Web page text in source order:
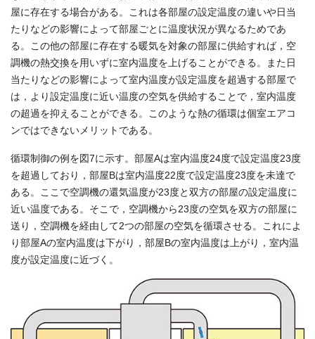
屋に存在する場合がある。これは各部屋の設定温度の違いや日当
たりなどの影響によって部屋ごとに温度状況が異なるためであ
る。この他の部屋に存在する暖気を対象の部屋に供給すれば，空
調機の熱交換を用いずに室内温度を上げることができる。また日
当たりなどの影響によって室内温度が設定温度を超過する部屋で
は，より設定温度に近い温度の空気を供給することで，室内温度
の超過を抑えることができる。このような熱の循環は個室エアコ
ンではできないメリットである。
循環制御の例を図7に示す。部屋Aは室内温度24度で設定温度23度
を超過しており，部屋Bは室内温度22度で設定温度23度を未達で
ある。ここで空調機の還気温度が23度と双方の部屋の設定温度に
近い温度である。そこで，空調機から23度の空気を双方の部屋に
送り，空調機を経由して2つの部屋の空気を循環させる。これによ
り部屋Aの室内温度は下がり，部屋Bの室内温度は上がり，室内温
度が設定温度に近づく。